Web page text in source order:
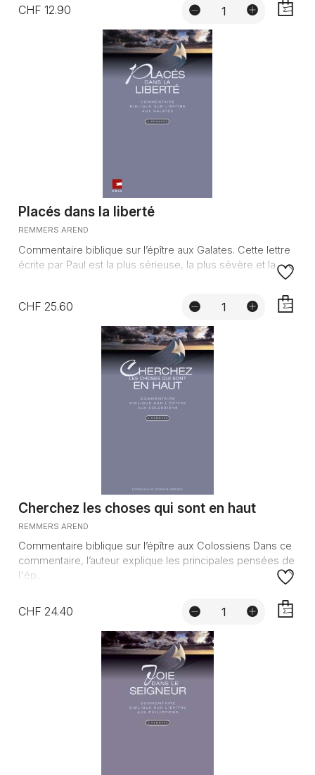
CHF 12.90
Placés dans la liberté
REMMERS AREND
Commentaire biblique sur l’épître aux Galates. Cette lettre
écrite par Paul est la plus sérieuse, la plus sévère et la ...
CHF 25.60
Cherchez les choses qui sont en haut
REMMERS AREND
Commentaire biblique sur l’épître aux Colossiens Dans ce
commentaire, l’auteur explique les principales pensées de
l'ép...
CHF 24.40